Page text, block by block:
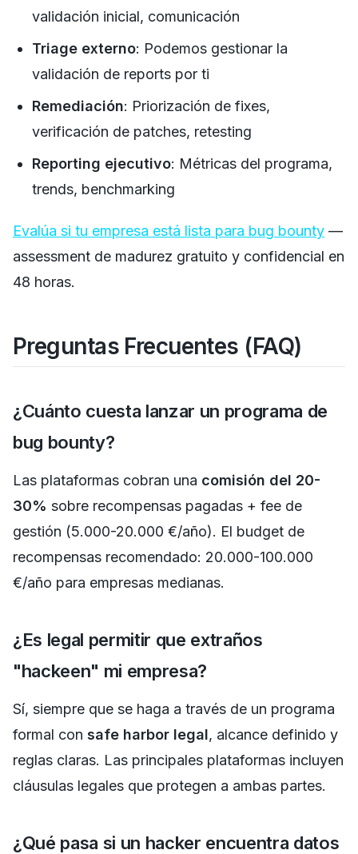
validación inicial, comunicación
Triage externo: Podemos gestionar la
validación de reports por ti
Remediación: Priorización de fixes,
verificación de patches, retesting
Reporting ejecutivo: Métricas del programa,
trends, benchmarking
Evalúa si tu empresa está lista para bug bounty —
assessment de madurez gratuito y confidencial en
48 horas.
Preguntas Frecuentes (FAQ)
¿Cuánto cuesta lanzar un programa de
bug bounty?
Las plataformas cobran una comisión del 20-
30% sobre recompensas pagadas + fee de
gestión (5.000-20.000 €/año). El budget de
recompensas recomendado: 20.000-100.000
€/año para empresas medianas.
¿Es legal permitir que extraños
"hackeen" mi empresa?
Sí, siempre que se haga a través de un programa
formal con safe harbor legal, alcance definido y
reglas claras. Las principales plataformas incluyen
cláusulas legales que protegen a ambas partes.
¿Qué pasa si un hacker encuentra datos